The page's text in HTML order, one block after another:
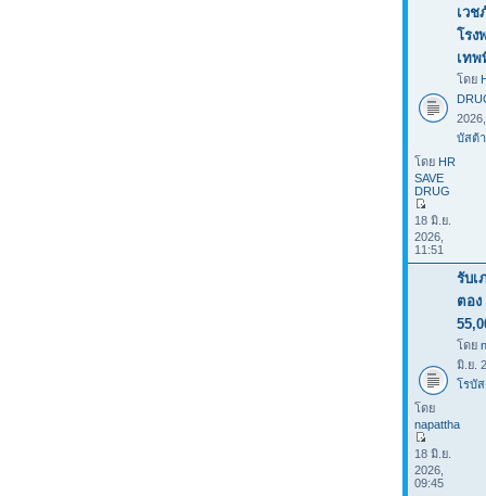
เว
โรง
เท
โดย
บัสต้า
โดย HR
SAVE
DRUG
18 มิ.ย.
2026,
11:51
รับเ
ตอง
โดย
มิ.ย.
โรบั
โดย
napattha
18 มิ.ย.
2026,
09:45